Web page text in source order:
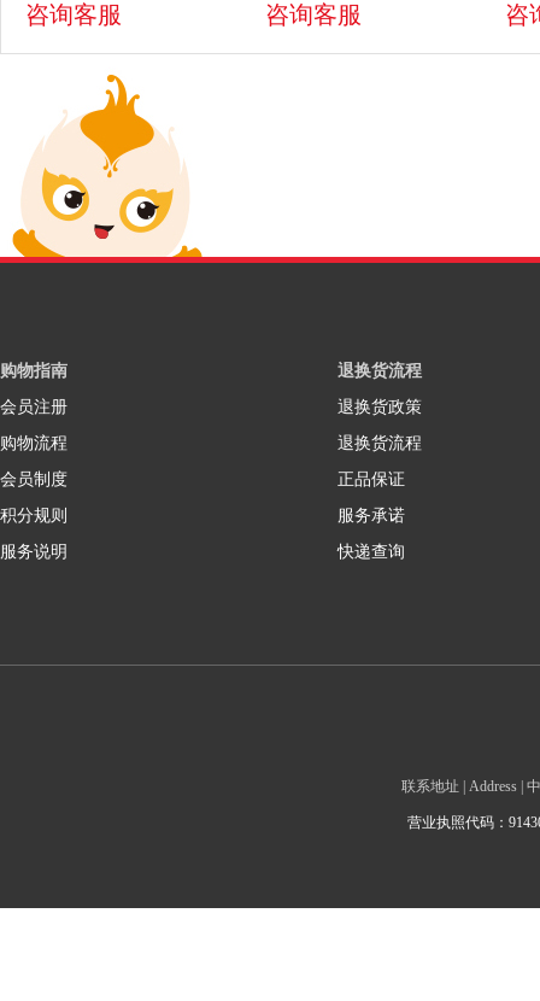
咨询客服 咨询客服 咨
购物指南
会员注册
购物流程
会员制度
积分规则
服务说明
退换货流程
退换货政策
退换货流程
正品保证
服务承诺
快递查询
联系地址 | Address |
营业执照代码：